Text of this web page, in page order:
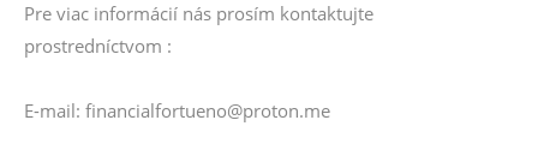
Pre viac informácií nás prosím kontaktujte
prostredníctvom :
E-mail: financialfortueno@proton.me